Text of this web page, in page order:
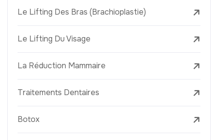
Le Lifting Des Bras (Brachioplastie)
Le Lifting Du Visage
La Réduction Mammaire
Traitements Dentaires
Botox